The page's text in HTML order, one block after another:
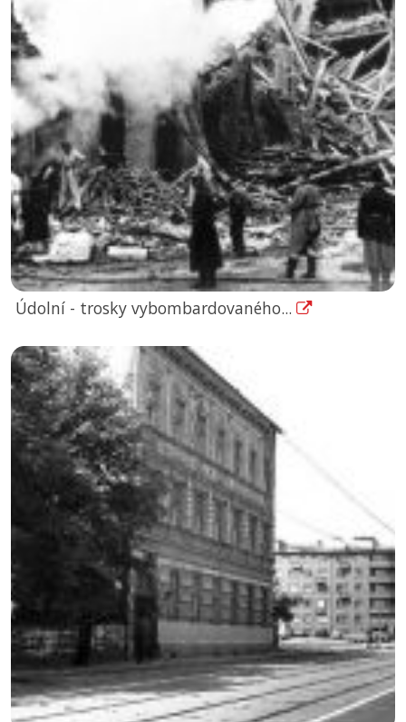
Údolní - trosky vybombardovaného...